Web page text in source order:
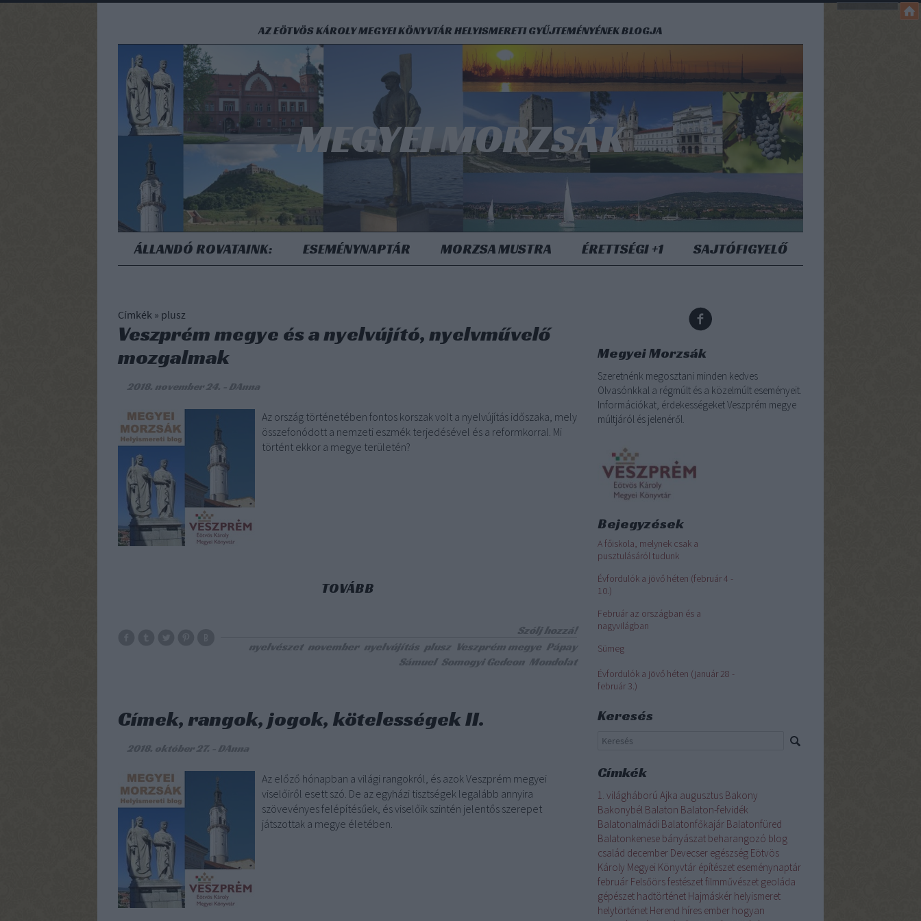
AZ EÖTVÖS KÁROLY MEGYEI KÖNYVTÁR HELYISMERETI GYŰJTEMÉNYÉNEK BLOGJA
MEGYEI MORZSÁK
ÁLLANDÓ ROVATAINK: ESEMÉNYNAPTÁR MORZSA MUSTRA ÉRETTSÉGI +1 SAJTÓFIGYELŐ
Címkék » plusz
Veszprém megye és a nyelvújító, nyelvművelő
mozgalmak
2018. november 24. DAnna
Az ország történetében fontos korszak volt a nyelvújítás időszaka, mely
összefonódott a nemzeti eszmék terjedésével és a reformkorral. Mi
történt ekkor a megye területén?
TOVÁBB
Szólj hozzá!
nyelvészet november nyelvújítás plusz Veszprém megye Pápay
Sámuel Somogyi Gedeon Mondolat
Címek, rangok, jogok, kötelességek II.
2018. október 27. DAnna
Az előző hónapban a világi rangokról, és azok Veszprém megyei
viselőiről esett szó. De az egyházi tisztségek legalább annyira
szövevényes felépítésűek, és viselőik szintén jelentős szerepet
játszottak a megye életében.
Megyei Morzsák
Szeretnénk megosztani minden kedves
Olvasónkkal a régmúlt és a közelmúlt eseményeit.
Információkat, érdekességeket Veszprém megye
múltjáról és jelenéről.
Bejegyzések
A főiskola, melynek csak a
pusztulásáról tudunk
Évfordulók a jövő héten (február 4 -
10.)
Február az országban és a
nagyvilágban
Sümeg
Évfordulók a jövő héten (január 28 -
február 3.)
Keresés
Címkék
1. világháború Ajka augusztus Bakony
Bakonybél Balaton Balaton-felvidék
Balatonalmádi Balatonfőkajár Balatonfüred
Balatonkenese bányászat beharangozó blog
család december Devecser egészség Eötvös
Károly Megyei Könyvtár építészet eseménynaptár
február Felsőörsfestészetfilmművészet geoláda
gépészet hadtörténet Hajmáskér helyismeret
helytörténet Herend híres ember hogyan